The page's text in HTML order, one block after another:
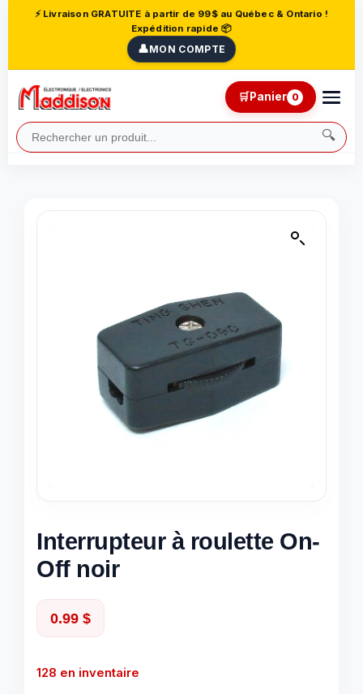
⚡ Livraison GRATUITE à partir de 99$ au Québec & Ontario !
Expédition rapide 📦
👤MON COMPTE
🔍
🛒Panier 0
Interrupteur à roulette On-
Off noir
0.99 $
128 en inventaire